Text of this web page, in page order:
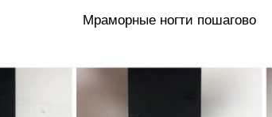
Мраморные ногти пошагово